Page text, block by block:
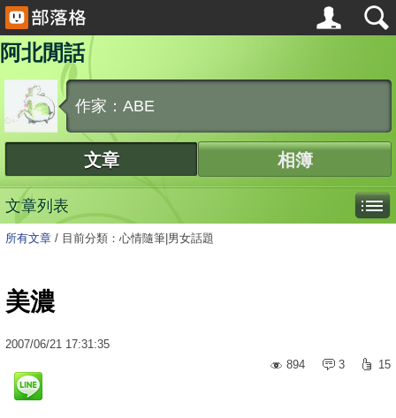
阿北閒話
作家：ABE
文章 相簿
文章列表
所有文章 / 目前分類：心情隨筆|男女話題
美濃
2007/06/21 17:31:35
894
3 15